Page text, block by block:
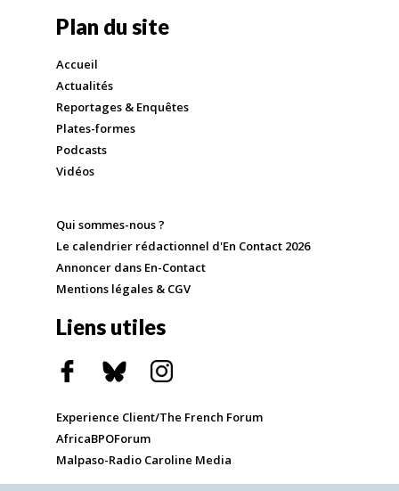
Plan du site
Accueil
Actualités
Reportages & Enquêtes
Plates-formes
Podcasts
Vidéos
Qui sommes-nous ?
Le calendrier rédactionnel d'En Contact 2026
Annoncer dans En-Contact
Mentions légales & CGV
Liens utiles
Experience Client/The French Forum
AfricaBPOForum
Malpaso-Radio Caroline Media